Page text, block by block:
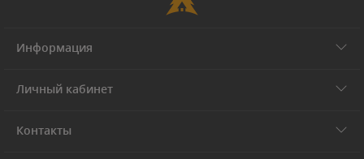
Информация
Личный кабинет
Контакты